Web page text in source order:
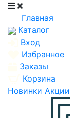
Главная
Каталог
Вход
Избранное
Заказы
Корзина
Новинки Акции